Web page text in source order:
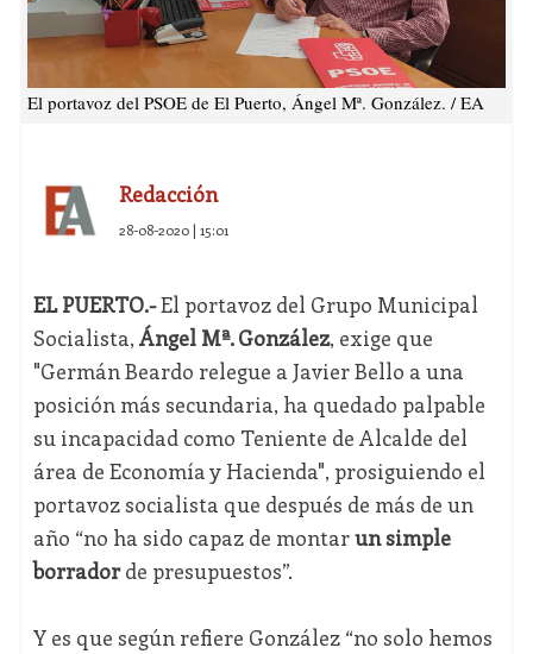
El portavoz del PSOE de El Puerto, Ángel Mª. González. / EA
Redacción
28-08-2020 | 15:01
EL PUERTO.-El portavoz del Grupo Municipal
Socialista, Ángel Mª. González, exige que
"Germán Beardo relegue a Javier Bello a una
posición más secundaria, ha quedado palpable
su incapacidad como Teniente de Alcalde del
área de Economía y Hacienda", prosiguiendo el
portavoz socialista que después de más de un
año “no ha sido capaz de montarun simple
borradorde presupuestos”.
Y es que según refiere González “no solo hemos